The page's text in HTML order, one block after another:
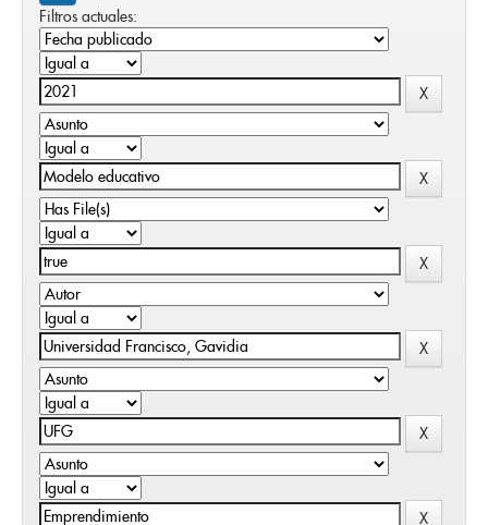
Filtros actuales: